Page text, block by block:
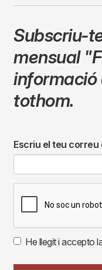
Subscriu-
mensual
informació
tothom.
Escriu el teu
He llegit i accepto